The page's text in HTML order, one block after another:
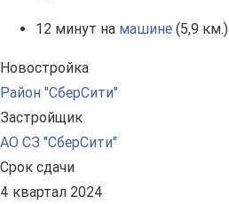
12 минут на машине (5,9 км.)
Новостройка
Район "СберСити"
Застройщик
АО СЗ "СберСити"
Срок сдачи
4 квартал 2024